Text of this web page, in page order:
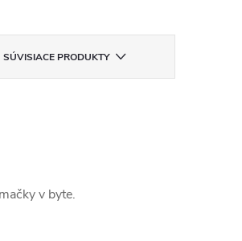
SÚVISIACE PRODUKTY
v byte.